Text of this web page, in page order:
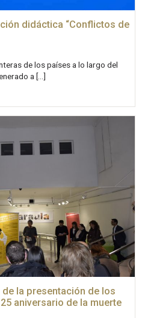
didáctica “Conflictos de
de los países a lo largo del
a […]
la presentación de los
aniversario de la muerte